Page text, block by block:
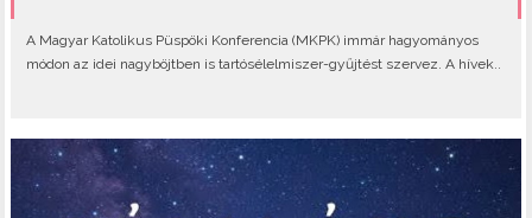
A Magyar Katolikus Püspöki Konferencia (MKPK) immár hagyományos
módon az idei nagyböjtben is tartósélelmiszer-gyűjtést szervez. A hívek..